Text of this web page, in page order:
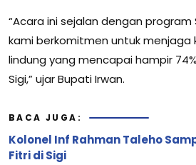
“Acara ini sejalan dengan program
kami berkomitmen untuk menjaga
lindung yang mencapai hampir
Sigi,” ujar Bupati Irwan.
BACA JUGA:
Kolonel Inf Rahman Taleho
Fitri di Sigi